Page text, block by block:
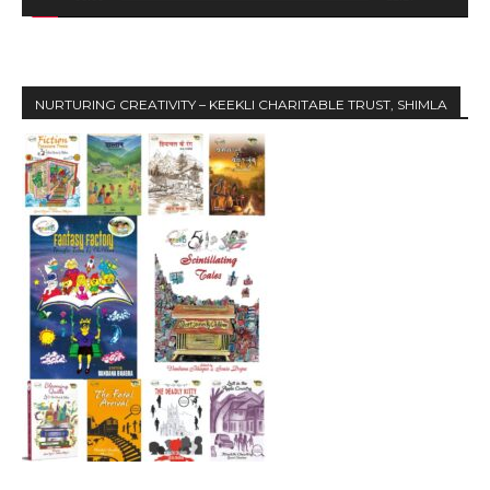
e
NURTURING CREATIVITY – KEEKLI CHARITABLE TRUST, SHIMLA